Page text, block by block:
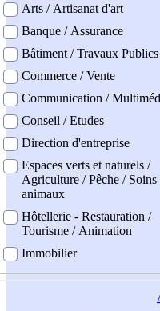
Arts / Artisanat d'art
Banque / Assurance
Bâtiment / Travaux Publics
Commerce / Vente
Communication /
Conseil / Etudes
Direction d'entreprise
Espaces verts et naturels /
Agriculture / Pêche / Soins
animaux
Hôtellerie - Restauration /
Tourisme / Animation
Immobilier